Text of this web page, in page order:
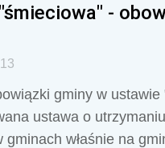
-
gminy w ustawie
ustawa o
gminach właśnie na